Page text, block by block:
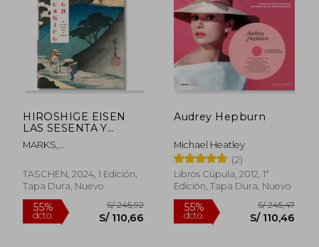
Rápido Rápido
HIROSHIGE EISEN
LAS SESENTA Y
NUEVE ESTACIONES
DEL KISOK
MARKS,
TASCHEN, 2024, 1 Edición,
Tapa Dura, Nuevo
Audrey Hepburn
Michael Heatley
(2)
Libros Cúpula, 2012, 1ª
Edición, Tapa Dura, Nuevo